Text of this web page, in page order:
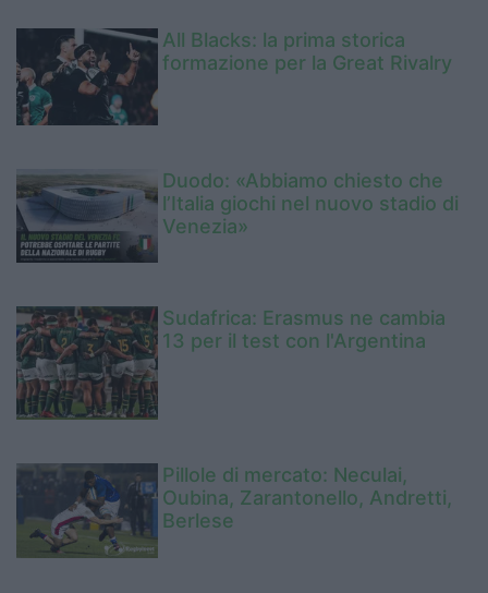
All Blacks: la prima storica
formazione per la Great Rivalry
Duodo: «Abbiamo chiesto che
l’Italia giochi nel nuovo stadio di
Venezia»
Sudafrica: Erasmus ne cambia
13 per il test con l'Argentina
Pillole di mercato: Neculai,
Oubina, Zarantonello, Andretti,
Berlese